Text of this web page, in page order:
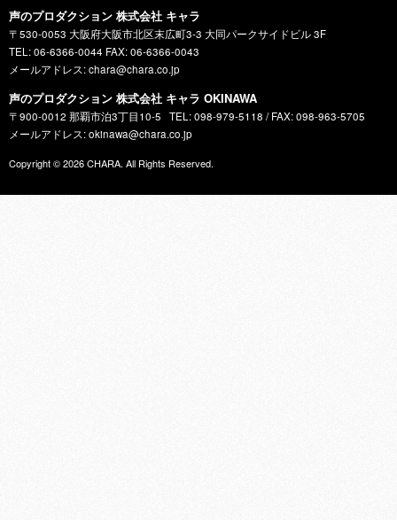
声のプロダクション 株式会社 キャラ
〒530-0053 大阪府大阪市北区末広町3-3 大同パークサイドビル 3F
TEL: 06-6366-0044 FAX: 06-6366-0043
メールアドレス: chara@chara.co.jp
声のプロダクション 株式会社 キャラ OKINAWA
〒900-0012 那覇市泊3丁目10-5
TEL: 098-979-5118 / FAX: 098-963-5705
メールアドレス: okinawa@chara.co.jp
Copyright © 2026CHARA. All Rights Reserved.